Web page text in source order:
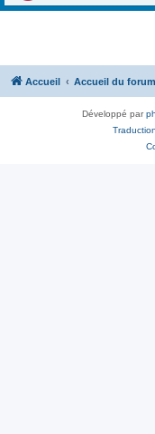
Accueil Accueil du forum
Développé par